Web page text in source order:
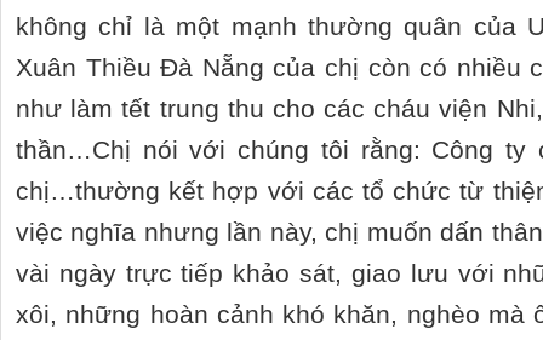
không chỉ là một mạnh thường quân của
Xuân Thiều Đà Nẵng của chị còn có nhiều
như làm tết trung thu cho các cháu viện
thần…Chị nói với chúng tôi rằng: Công ty
chị…thường kết hợp với các tổ chức từ
việc nghĩa nhưng lần này, chị muốn dấn
vài ngày trực tiếp khảo sát, giao lưu với
xôi, những hoàn cảnh khó khăn, nghèo